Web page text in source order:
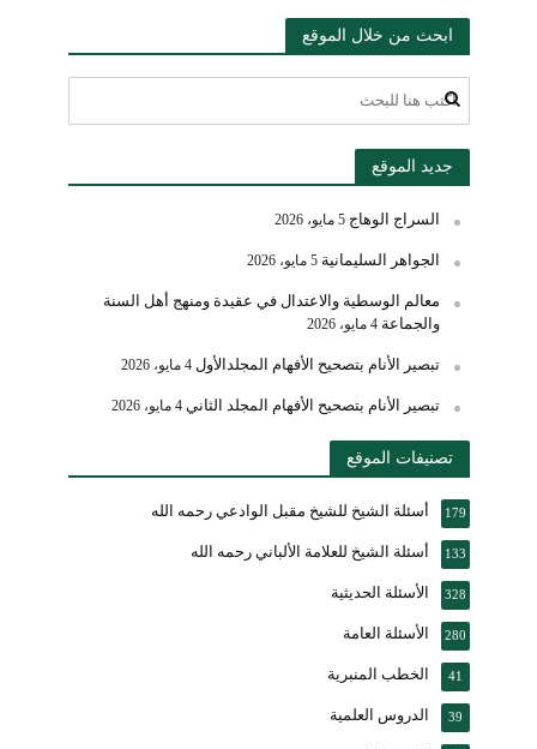
ابحث من خلال الموقع
جديد الموقع
السراج الوهاج 5 مايو، 2026
الجواهر السليمانية 5 مايو، 2026
معالم الوسطية والاعتدال في عقيدة ومنهج أهل السنة
والجماعة 4 مايو، 2026
تبصير الأنام بتصحيح الأفهام المجلدالأول 4 مايو، 2026
تبصير الأنام بتصحيح الأفهام المجلد الثاني 4 مايو، 2026
تصنيفات الموقع
أسئلة الشيخ للشيخ مقبل الوادعي رحمه الله 179
أسئلة الشيخ للعلامة الألباني رحمه الله 133
الأسئلة الحديثية 328
الأسئلة العامة 280
الخطب المنبرية 41
الدروس العلمية 39